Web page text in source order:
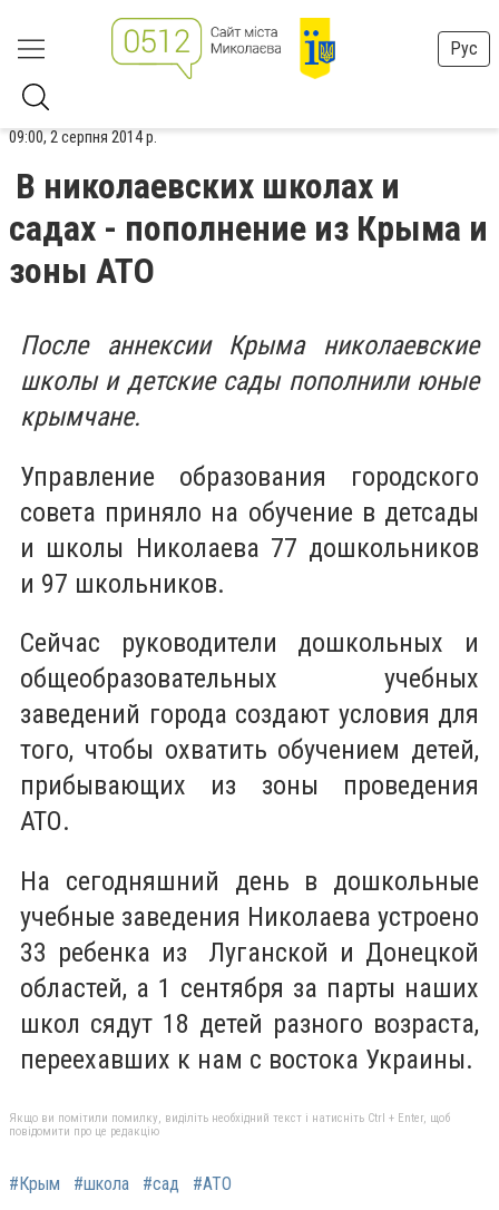
Рус
09:00, 2 серпня 2014 р.
В николаевских школах и
садах - пополнение из Крыма и
зоны АТО
После аннексии Крыма николаевские
школы и детские сады пополнили юные
крымчане.
Управление образования городского
совета приняло на обучение в детсады
и школы Николаева 77 дошкольников
и 97 школьников.
Сейчас руководители дошкольных и
общеобразовательных учебных
заведений города создают условия для
того, чтобы охватить обучением детей,
прибывающих из зоны проведения
АТО.
На сегодняшний день в дошкольные
учебные заведения Николаева устроено
33 ребенка из Луганской и Донецкой
областей, а 1 сентября за парты наших
школ сядут 18 детей разного возраста,
переехавших к нам с востока Украины.
Якщо ви помітили помилку, виділіть необхідний текст і натисніть Ctrl + Enter, щоб
повідомити про це редакцію
#Крым #школа #сад #АТО